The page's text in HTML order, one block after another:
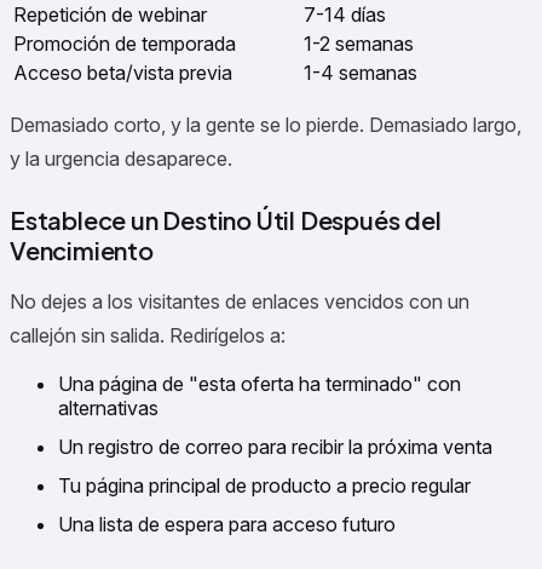
Repetición de webinar
7-14 días
Promoción de temporada
1-2 semanas
Acceso beta/vista previa
1-4 semanas
Demasiado corto, y la gente se lo pierde. Demasiado largo,
y la urgencia desaparece.
Establece un Destino Útil Después del
Vencimiento
No dejes a los visitantes de enlaces vencidos con un
callejón sin salida. Redirígelos a:
Una página de "esta oferta ha terminado" con
alternativas
Un registro de correo para recibir la próxima venta
Tu página principal de producto a precio regular
Una lista de espera para acceso futuro